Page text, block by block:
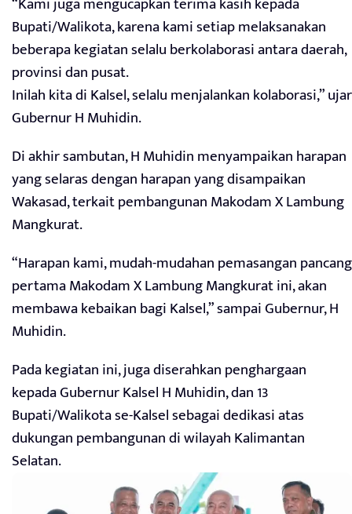
Bupati/Walikota, karena kami setiap melaksanakan
beberapa kegiatan selalu berkolaborasi antara daerah,
provinsi dan pusat.
Inilah kita di Kalsel, selalu menjalankan kolaborasi,” ujar
Gubernur H Muhidin.
Di akhir sambutan, H Muhidin menyampaikan harapan
yang selaras dengan harapan yang disampaikan
Wakasad, terkait pembangunan Makodam X Lambung
Mangkurat.
“Harapan kami, mudah-mudahan pemasangan pancang
pertama Makodam X Lambung Mangkurat ini, akan
membawa kebaikan bagi Kalsel,” sampai Gubernur, H
Muhidin.
Pada kegiatan ini, juga diserahkan penghargaan
kepada Gubernur Kalsel H Muhidin, dan 13
Bupati/Walikota se-Kalsel sebagai dedikasi atas
dukungan pembangunan di wilayah Kalimantan
Selatan.